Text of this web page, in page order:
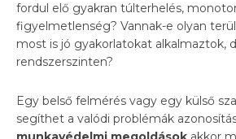
fordul elő gyakran túlterhelés,
figyelmetlenség? Vannak-e olyan
most is jó gyakorlatokat alkalmaztok,
rendszerszinten?
Egy belső felmérés vagy egy külső
segíthet a valódi problémák